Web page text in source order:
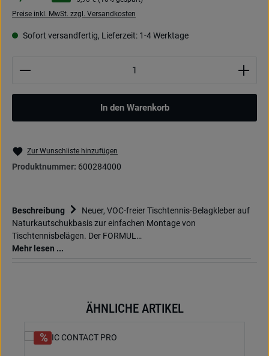
Preise inkl. MwSt. zzgl. Versandkosten
Sofort versandfertig, Lieferzeit: 1-4 Werktage
Produkt Anzahl: Gib den gewünschten Wert ein
In den Warenkorb
Zur Wunschliste hinzufügen
Produktnummer: 600284000
Beschreibung
Neuer, VOC-freier Tischtennis-Belagkleber auf
Naturkautschukbasis zur einfachen Montage von
Tischtennisbelägen. Der FORMUL…
Mehr lesen ...
Produktgalerie überspringenÄHNLICHE ARTIKEL